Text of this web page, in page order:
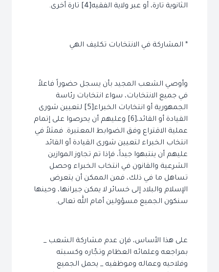
الثانوية تارة، أو عبر ولاية الفقيه[4] تارة أخرى.
* المشاركة في الانتخابات تكليف الهي
وأوصي الشعب المجيد بأن يسجل حضوراً فاعلاً
في جميع الانتخابات، سواء انتخابات رئاسة
الجمهورية أو انتخابات الخبراء[5] لتعيين شورى
القيادة أو القائد،[6] وعليهم أن يحرصوا على إتمام
عملية الاقتراع وفق الضوابط المعتبرة. فمثلاً في
انتخاب الخبراء لتعيين شورى القيادة أو القائد
عليهم أن ينتبهوا جيداً، فإذا تم تجاوز الموازين
الشرعية والقانون في انتخاب الخبراء وحصل
تساهل ما في ذلك، فمن الممكن أن يتعرض
الإسلام والبلاد إلى خسائر لا يمكن جبرانها، وحينها
سنكون الجميع مسؤولين أمام الله تعالى.
على هذا الأساس، فإن عدم مشاركة الشعب _
بمراجعه وعلمائه العظام وتجّاره وكسبته
وفلاحيه وعماله وموظفيه _ يحمل الجميع